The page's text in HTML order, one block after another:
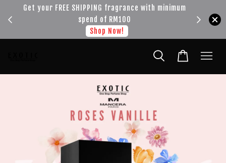
Get your FREE SHIPPING fragrance with minimum
spend of RM100
Shop Now!